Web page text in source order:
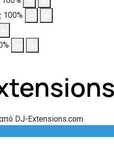
100%
%
DJ-Extensions.com